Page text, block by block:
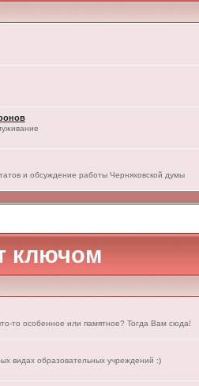
и обсуждение работы Черняховской думы
ключом
то особенное или памятное? Тогда Вам сюда!
видах образовательных учреждений :)